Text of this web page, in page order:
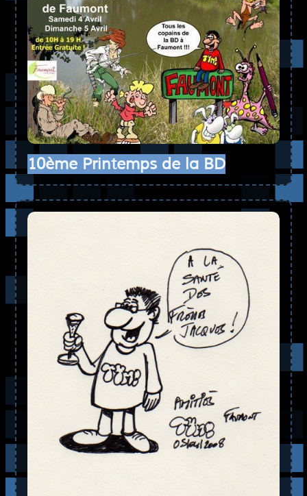
10ème Printemps de la BD